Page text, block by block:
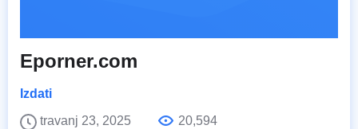
Eporner.com
Izdati
travanj 23, 2025
20,594